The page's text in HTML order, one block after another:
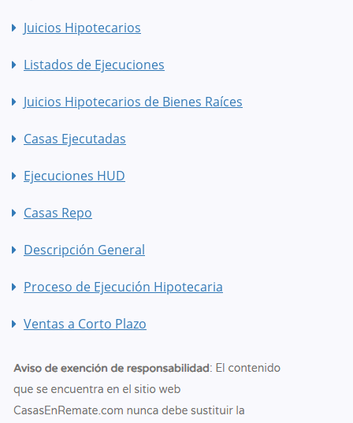
Juicios Hipotecarios
Listados de Ejecuciones
Juicios Hipotecarios de Bienes Raíces
Casas Ejecutadas
Ejecuciones HUD
Casas Repo
Descripción General
Proceso de Ejecución Hipotecaria
Ventas a Corto Plazo